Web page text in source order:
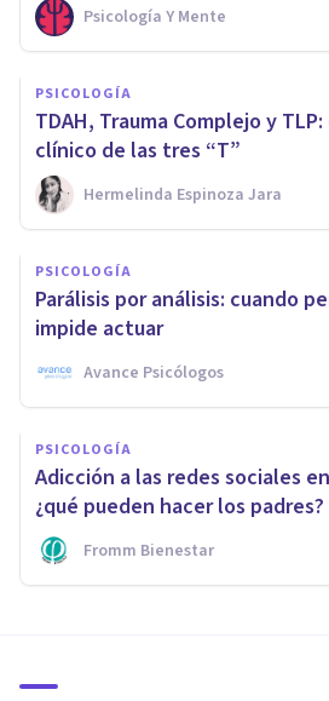
Psicología Y Mente
PSICOLOGÍA
TDAH, Trauma Complejo y
clínico de las tres “T”
Hermelinda Espinoza Jara
PSICOLOGÍA
Parálisis por análisis: cuando
impide actuar
Avance Psicólogos
PSICOLOGÍA
Adicción a las redes sociales
¿qué pueden hacer los padres?
Fromm Bienestar